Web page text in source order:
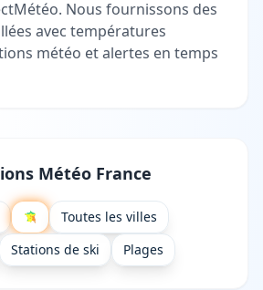
Nous fournissons des
avec températures
météo et alertes en temps
Météo France
Toutes les villes
Stations de ski Plages